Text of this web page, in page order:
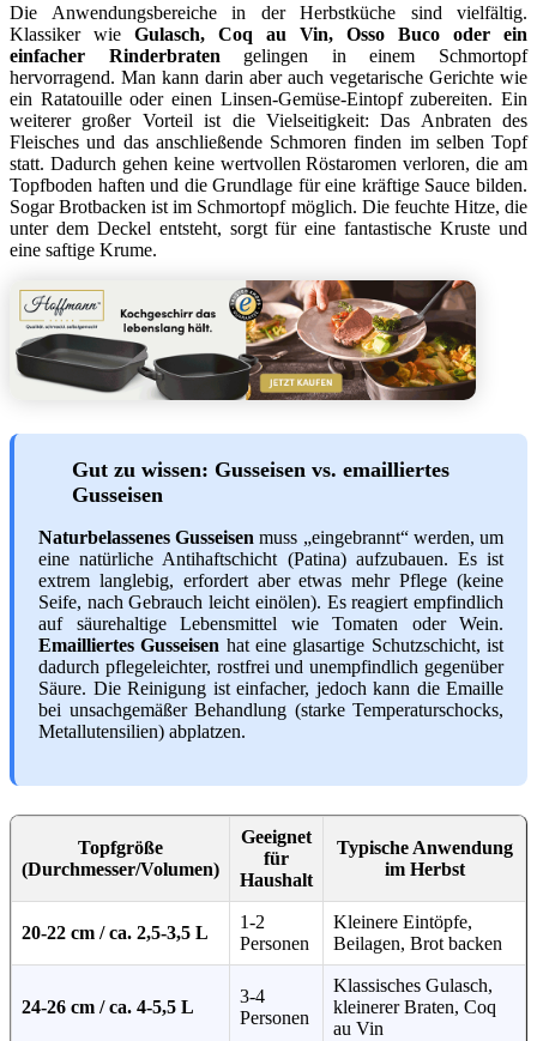
Die Anwendungsbereiche in der Herbstküche sind vielfältig.
Klassiker wie Gulasch, Coq au Vin, Osso Buco oder ein
einfacher Rinderbraten gelingen in einem Schmortopf
hervorragend. Man kann darin aber auch vegetarische Gerichte wie
ein Ratatouille oder einen Linsen-Gemüse-Eintopf zubereiten. Ein
weiterer großer Vorteil ist die Vielseitigkeit: Das Anbraten des
Fleisches und das anschließende Schmoren finden im selben Topf
statt. Dadurch gehen keine wertvollen Röstaromen verloren, die am
Topfboden haften und die Grundlage für eine kräftige Sauce bilden.
Sogar Brotbacken ist im Schmortopf möglich. Die feuchte Hitze, die
unter dem Deckel entsteht, sorgt für eine fantastische Kruste und
eine saftige Krume.
Gut zu wissen: Gusseisen vs. emailliertes
Gusseisen
Naturbelassenes Gusseisen muss „eingebrannt“ werden, um
eine natürliche Antihaftschicht (Patina) aufzubauen. Es ist
extrem langlebig, erfordert aber etwas mehr Pflege (keine
Seife, nach Gebrauch leicht einölen). Es reagiert empfindlich
auf säurehaltige Lebensmittel wie Tomaten oder Wein.
Emailliertes Gusseisen hat eine glasartige Schutzschicht, ist
dadurch pflegeleichter, rostfrei und unempfindlich gegenüber
Säure. Die Reinigung ist einfacher, jedoch kann die Emaille
bei unsachgemäßer Behandlung (starke Temperaturschocks,
Metallutensilien) abplatzen.
Topfgröße
(Durchmesser/Volumen)
Geeignet
für
Haushalt
Typische Anwendung
im Herbst
20-22 cm / ca. 2,5-3,5 L
1-2
Personen
Kleinere Eintöpfe,
Beilagen, Brot backen
24-26 cm / ca. 4-5,5 L
3-4
Personen
Klassisches Gulasch,
kleinerer Braten, Coq
au Vin